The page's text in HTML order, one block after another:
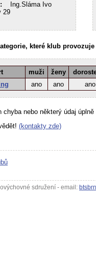
Ing.Sláma Ivo
29
které klub provozuje
muži ženy
ano ano ano
chyba nebo některý údaj
(kontakty zde)
sdružení - email: